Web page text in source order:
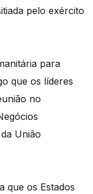
pelo exército
para
que os líderes
no
União
que os Estados